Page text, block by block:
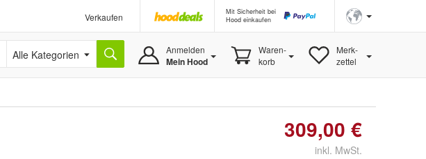
Verkaufen
Mit Sicherheit bei
Hood einkaufen
Alle Kategorien Anmelden
Mein Hood
Waren-
korb
Merk-
zettel
309,00 €
inkl. MwSt.